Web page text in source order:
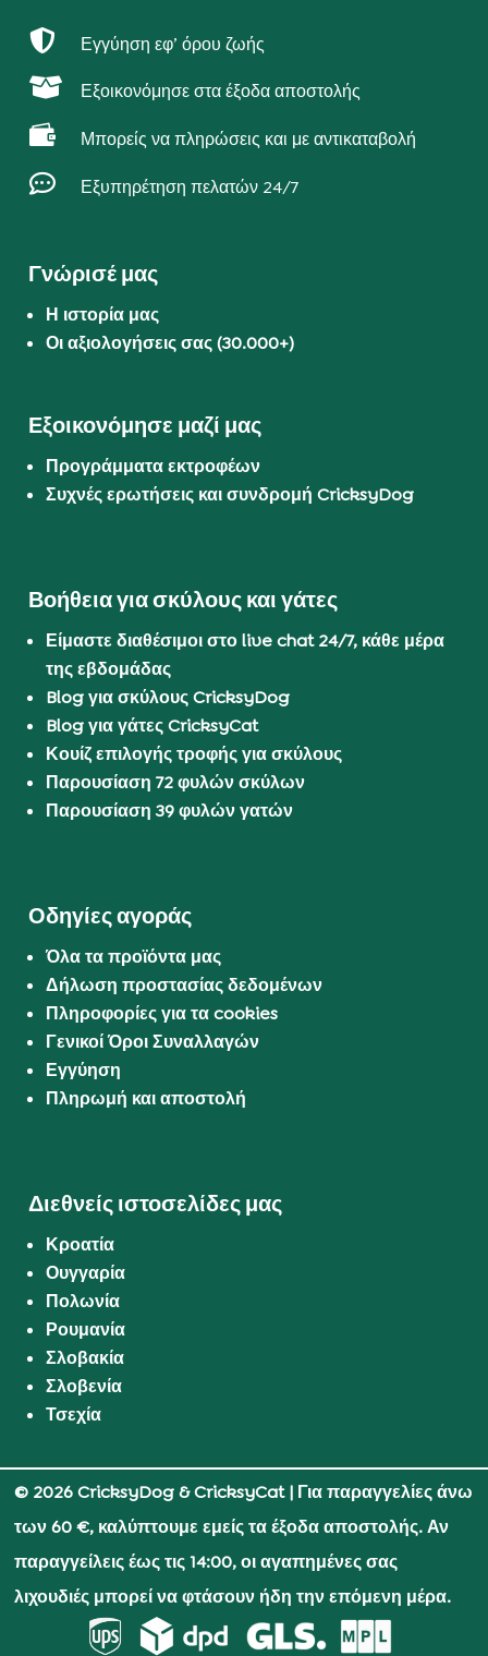
 Εγγύηση εφ’ όρου ζωής
 Εξοικονόμησε στα έξοδα αποστολής
 Μπορείς να πληρώσεις και με αντικαταβολή
 Εξυπηρέτηση πελατών 24/7
Γνώρισέ μας
Η ιστορία μας
Οι αξιολογήσεις σας (30.000+)
Εξοικονόμησε μαζί μας
Προγράμματα εκτροφέων
Συχνές ερωτήσεις και συνδρομή CricksyDog
Βοήθεια για σκύλους και γάτες
Είμαστε διαθέσιμοι στο live chat 24/7, κάθε μέρα
της εβδομάδας
Blog για σκύλους CricksyDog
Blog για γάτες CricksyCat
Κουίζ επιλογής τροφής για σκύλους
Παρουσίαση 72 φυλών σκύλων
Παρουσίαση 39 φυλών γατών
Οδηγίες αγοράς
Όλα τα προϊόντα μας
Δήλωση προστασίας δεδομένων
Πληροφορίες για τα cookies
Γενικοί Όροι Συναλλαγών
Εγγύηση
Πληρωμή και αποστολή
Διεθνείς ιστοσελίδες μας
Κροατία
Ουγγαρία
Πολωνία
Ρουμανία
Σλοβακία
Σλοβενία
Τσεχία
© 2026 CricksyDog & CricksyCat| Για παραγγελίες άνω
των 60 €, καλύπτουμε εμείς τα έξοδα αποστολής. Αν
παραγγείλεις έως τις 14:00, οι αγαπημένες σας
λιχουδιές μπορεί να φτάσουν ήδη την επόμενη μέρα.